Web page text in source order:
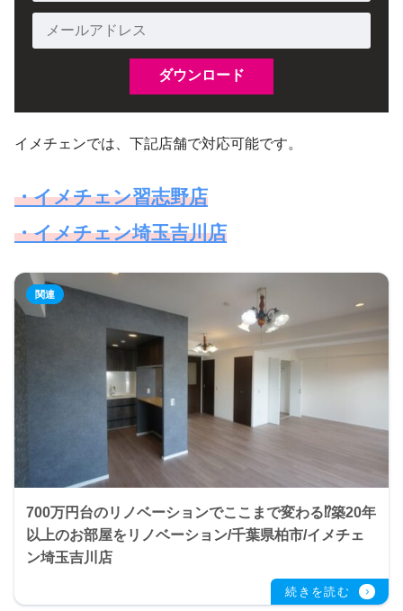
イメチェンでは、下記店舗で対応可能です。
・イメチェン習志野店
・イメチェン埼玉吉川店
700万円台のリノベーションでここまで変わる⁉築20年
以上のお部屋をリノベーション/千葉県柏市/イメチェ
ン埼玉吉川店